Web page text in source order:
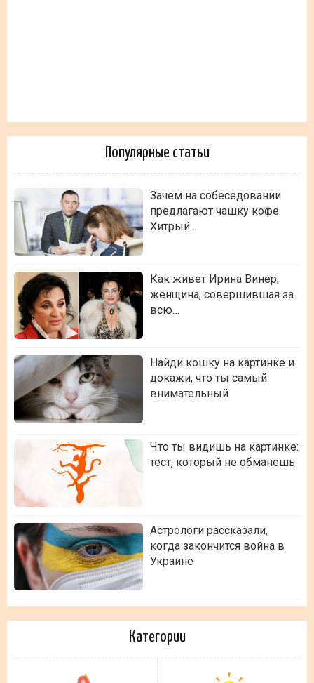
Популярные статьи
Зачем на собеседовании
предлагают чашку кофе.
Хитрый…
Как живет Ирина Винер,
женщина, совершившая за
всю…
Найди кошку на картинке и
докажи, что ты самый
внимательный
Что ты видишь на картинке:
тест, который не обманешь
Астрологи рассказали,
когда закончится война в
Украине
Категории